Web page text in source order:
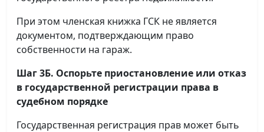
При этом членская книжка ГСК не является
документом, подтверждающим право
собственности на гараж.
Шаг 3Б. Оспорьте приостановление или отказ
в государственной регистрации права в
судебном порядке
Государственная регистрация прав может быть